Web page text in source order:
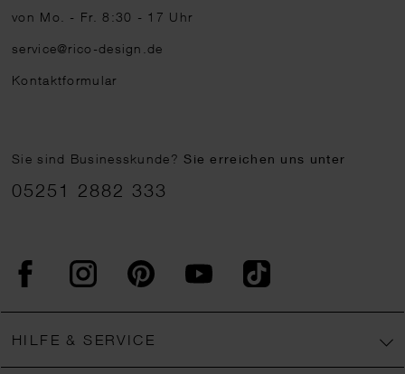
von Mo. - Fr. 8:30 - 17 Uhr
service@rico-design.de
Kontaktformular
Sie sind Businesskunde?Sie erreichen uns unter
05251 2882 333
FacebookInstagram PinterestYouTubeTikTok
HILFE & SERVICE